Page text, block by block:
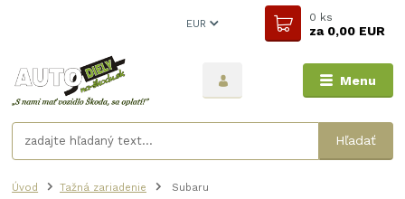
Menu
EUR
Hľadať
0 ks
za0,00 EUR
Úvod Tažná zariadenie Subaru